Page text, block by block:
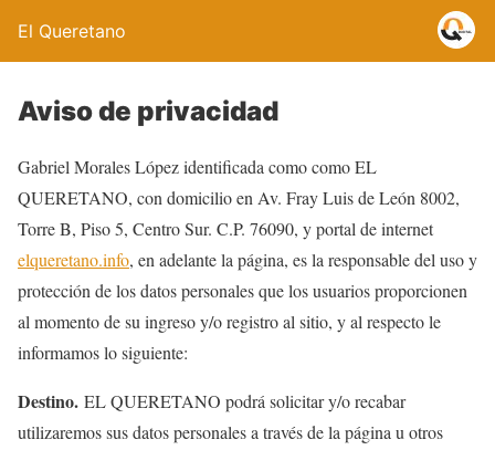
El Queretano
Aviso de privacidad
Gabriel Morales López identificada como como EL
QUERETANO, con domicilio en Av. Fray Luis de León 8002,
Torre B, Piso 5, Centro Sur. C.P. 76090, y portal de internet
elqueretano.info, en adelante la página, es la responsable del uso y
protección de los datos personales que los usuarios proporcionen
al momento de su ingreso y/o registro al sitio, y al respecto le
informamos lo siguiente:
Destino. EL QUERETANO podrá solicitar y/o recabar
utilizaremos sus datos personales a través de la página u otros